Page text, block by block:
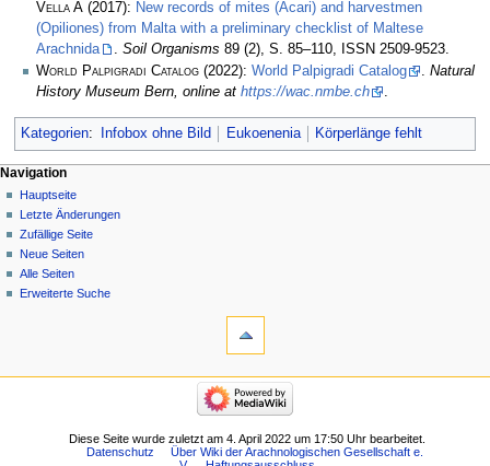
Vella A (2017): New records of mites (Acari) and harvestmen
(Opiliones) from Malta with a preliminary checklist of Maltese
Arachnida
Soil Organisms 89 (2), S. 85–110, ISSN 2509-9523.
World Palpigradi Catalog (2022): World Palpigradi Catalog . Natural
History Museum Bern, online at https://wac.nmbe.ch .
Kategorien: Infobox ohne Bild Eukoenenia Körperlänge fehlt
Navigation
Hauptseite
Letzte Änderungen
Zufällige Seite
Neue Seiten
Alle Seiten
Erweiterte Suche
Diese Seite wurde zuletzt am 4. April 2022 um 17:50 Uhr bearbeitet.
Datenschutz
Über Wiki der Arachnologischen Gesellschaft e.